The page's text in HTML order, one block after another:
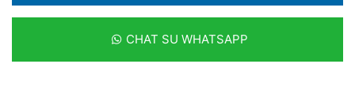
CHAT SU WHATSAPP